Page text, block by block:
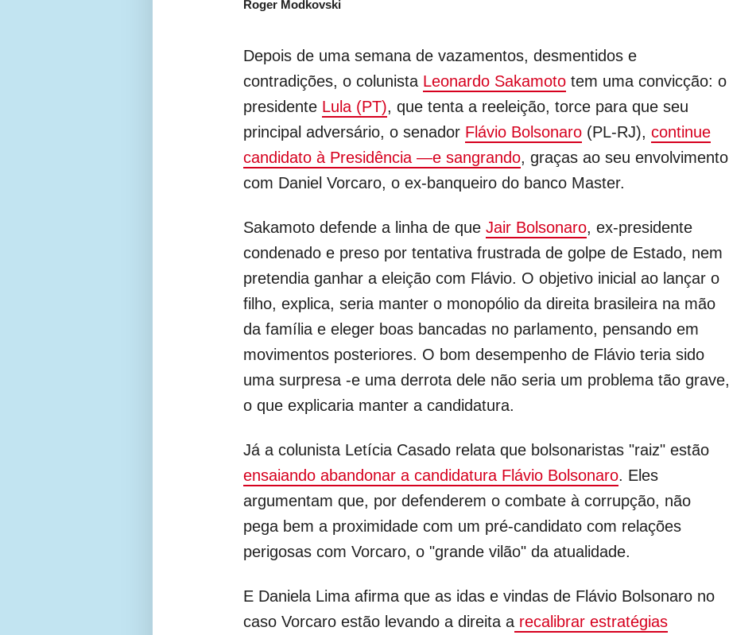
Roger Modkovski
Depois de uma semana de vazamentos, desmentidos e
contradições, o colunista Leonardo Sakamoto tem uma convicção: o
presidente Lula (PT), que tenta a reeleição, torce para que seu
principal adversário, o senador Flávio Bolsonaro (PL-RJ), continue
candidato à Presidência —e sangrando, graças ao seu envolvimento
com Daniel Vorcaro, o ex-banqueiro do banco Master.
Sakamoto defende a linha de que Jair Bolsonaro, ex-presidente
condenado e preso por tentativa frustrada de golpe de Estado, nem
pretendia ganhar a eleição com Flávio. O objetivo inicial ao lançar o
filho, explica, seria manter o monopólio da direita brasileira na mão
da família e eleger boas bancadas no parlamento, pensando em
movimentos posteriores. O bom desempenho de Flávio teria sido
uma surpresa -e uma derrota dele não seria um problema tão grave,
o que explicaria manter a candidatura.
Já a colunista Letícia Casado relata que bolsonaristas "raiz" estão
ensaiando abandonar a candidatura Flávio Bolsonaro. Eles
argumentam que, por defenderem o combate à corrupção, não
pega bem a proximidade com um pré-candidato com relações
perigosas com Vorcaro, o "grande vilão" da atualidade.
E Daniela Lima afirma que as idas e vindas de Flávio Bolsonaro no
caso Vorcaro estão levando a direita a recalibrar estratégias